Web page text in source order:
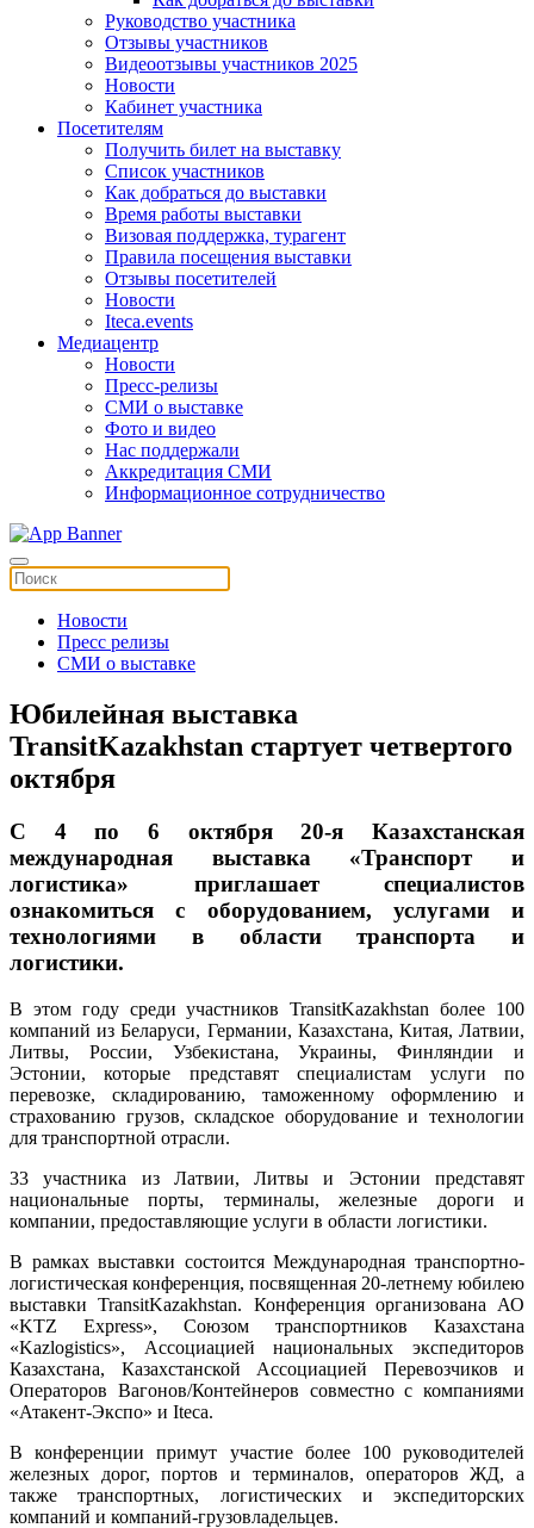
Руководство участника
Отзывы участников
Видеоотзывы участников 2025
Новости
Кабинет участника
Посетителям
Получить билет на выставку
Список участников
Как добраться до выставки
Время работы выставки
Визовая поддержка, турагент
Правила посещения выставки
Отзывы посетителей
Новости
Iteca.events
Медиацентр
Новости
Пресс-релизы
СМИ о выставке
Фото и видео
Нас поддержали
Аккредитация СМИ
Информационное сотрудничество
Новости
Пресс релизы
СМИ о выставке
Юбилейная выставка
TransitKazakhstan стартует четвертого
октября
C 4 по 6 октября 20-я Казахстанская
международная выставка «Транспорт и
логистика» приглашает специалистов
ознакомиться с оборудованием, услугами и
технологиями в области транспорта и
логистики.
В этом году среди участников TransitKazakhstan более 100
компаний из Беларуси, Германии, Казахстана, Китая, Латвии,
Литвы, России, Узбекистана, Украины, Финляндии и
Эстонии, которые представят специалистам услуги по
перевозке, складированию, таможенному оформлению и
страхованию грузов, складское оборудование и технологии
для транспортной отрасли.
33 участника из Латвии, Литвы и Эстонии представят
национальные порты, терминалы, железные дороги и
компании, предоставляющие услуги в области логистики.
В рамках выставки состоится Международная транспортно-
логистическая конференция, посвященная 20-летнему юбилею
выставки TransitKazakhstan. Конференция организована АО
«KTZ Express», Союзом транспортников Казахстана
«Kazlogistics», Ассоциацией национальных экспедиторов
Казахстана, Казахстанской Ассоциацией Перевозчиков и
Операторов Вагонов/Контейнеров совместно с компаниями
«Атакент-Экспо» и Iteca.
В конференции примут участие более 100 руководителей
железных дорог, портов и терминалов, операторов ЖД, а
также транспортных, логистических и экспедиторских
компаний и компаний-грузовладельцев.